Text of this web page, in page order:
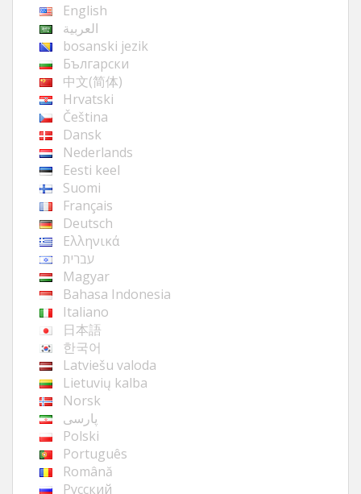
English
العربية
bosanski jezik
Български
中文(简体)
Hrvatski
Čeština
Dansk
Nederlands
Eesti keel
Suomi
Français
Deutsch
Ελληνικά
עברית
Magyar
Bahasa Indonesia
Italiano
日本語
한국어
Latviešu valoda
Lietuvių kalba
Norsk
پارسی
Polski
Português
Română
Русский